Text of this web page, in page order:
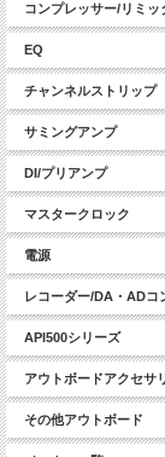
コンプレッサー/リミッ
EQ
チャンネルストリップ
サミングアンプ
DI/プリアンプ
マスタークロック
電源
レコーダー/DA・ADコ
API500シリーズ
アウトボードアクセサ
その他アウトボード